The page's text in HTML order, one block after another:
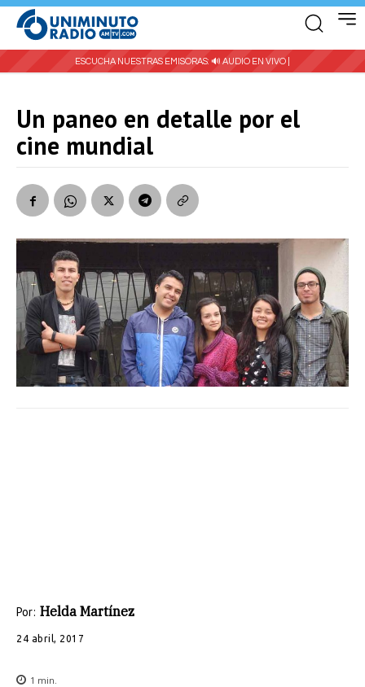
ESCUCHA NUESTRAS EMISORAS: 🔊 AUDIO EN VIVO |
Un paneo en detalle por el
cine mundial
Por: Helda Martínez
24 abril, 2017
1 min.